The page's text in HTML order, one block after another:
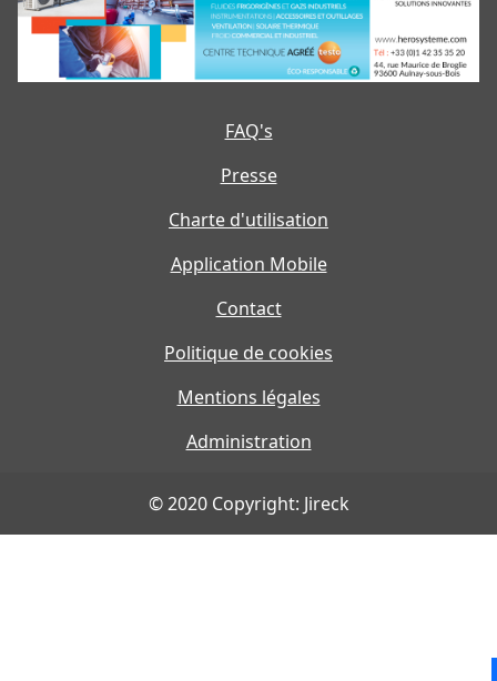
FAQ's
Presse
Charte d'utilisation
Application Mobile
Contact
Politique de cookies
Mentions légales
Administration
© 2020 Copyright: Jireck